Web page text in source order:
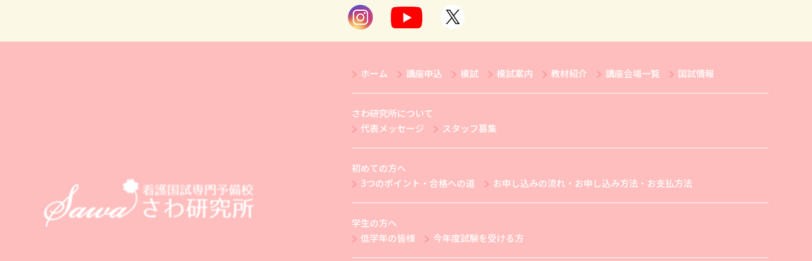
ホーム 講座申込 模試 模試案内 教材紹介 講座会場一覧 国試情報
さわ研究所について
代表メッセージ
スタッフ募集
初めての方へ
3つのポイント・合格への道
お申し込みの流れ・お申し込み方法・お支払方法
学生の方へ
低学年の皆様
今年度試験を受ける方